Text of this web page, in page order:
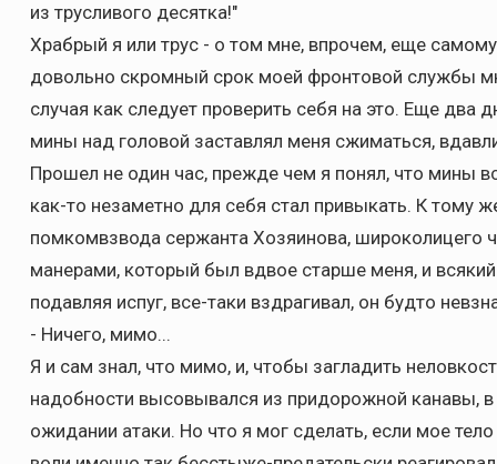
из трусливого десятка!"
Храбрый я или трус - о том мне, впрочем, еще
довольно скромный срок моей фронтовой службы
случая как следует проверить себя на это. Еще два
мины над головой заставлял меня сжиматься,
Прошел не один час, прежде чем я понял, что мины
как-то незаметно для себя стал привыкать. К тому
помкомвзвода сержанта Хозяинова, широколицего
манерами, который был вдвое старше меня, и
подавляя испуг, все-таки вздрагивал, он будто
- Ничего, мимо...
Я и сам знал, что мимо, и, чтобы загладить
надобности высовывался из придорожной канавы,
ожидании атаки. Но что я мог сделать, если мое